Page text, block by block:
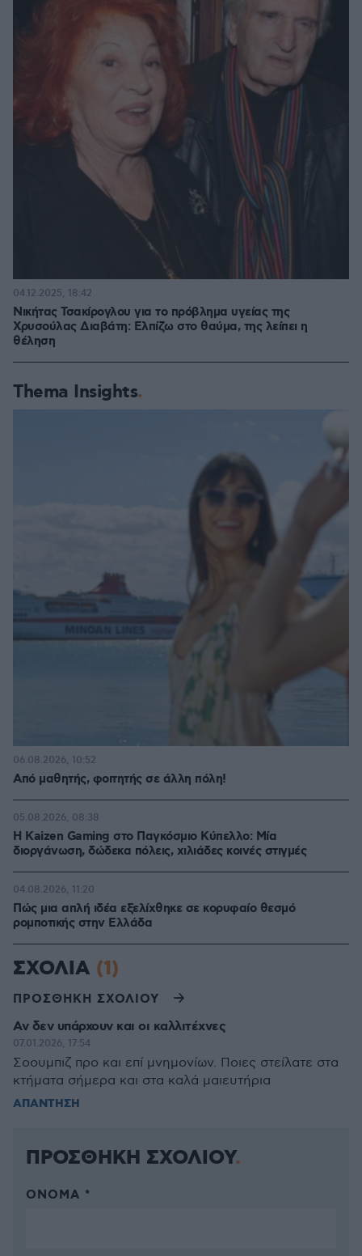
Νικήτας Τσακίρογλου για το πρόβλημα υγείας της
Χρυσούλας Διαβάτη: Ελπίζω στο θαύμα, της λείπει η
θέληση
04.12.2025, 18:42
Thema Insights
Από μαθητής, φοιτητής σε άλλη πόλη!
06.08.2026, 10:52
H Kaizen Gaming στο Παγκόσμιο Kύπελλο: Μία
διοργάνωση, δώδεκα πόλεις, χιλιάδες κοινές στιγμές
05.08.2026, 08:38
Πώς μια απλή ιδέα εξελίχθηκε σε κορυφαίο θεσμό
ρομποτικής στην Ελλάδα
04.08.2026, 11:20
ΣΧΟΛΙΑ (1)
ΠΡΟΣΘΗΚΗ ΣΧΟΛΙΟΥ
Αν δεν υπάρχουν και οι καλλιτέχνες
07.01.2026, 17:54
Σοουμπιζ προ και επί μνημονίων. Ποιες στείλατε στα
κτήματα σήμερα και στα καλά μαιευτήρια
ΑΠΑΝΤΗΣΗ
ΠΡΟΣΘΗΚΗ ΣΧΟΛΙΟΥ
ΌΝΟΜΑ *